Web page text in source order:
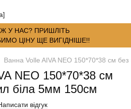
У НАС? ПРИШЛІТЬ
ЦІНУ ЩЕ ВИГІДНІШЕ!!
Ванна Volle AIVA NEO 150*70*38 см
NEO 150*70*38 см
біла 5мм 150см
відгук